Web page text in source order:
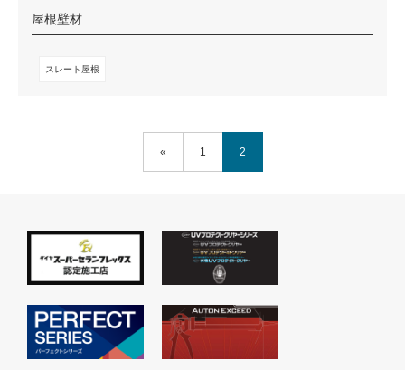
屋根壁材
スレート屋根
« 1 2